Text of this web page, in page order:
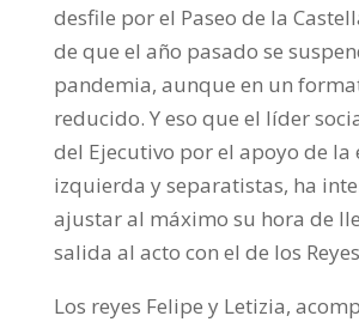
desfile por el Paseo de la
de que el año pasado se
pandemia, aunque en un
reducido. Y eso que el líder
del Ejecutivo por el apoyo de la
izquierda y separatistas, ha
ajustar al máximo su hora de
salida al acto con el de los
Los reyes Felipe y Letizia,